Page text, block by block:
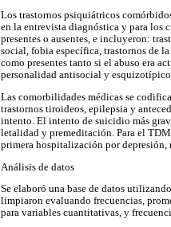
Los trastornos psiquiátricos
en la entrevista diagnóstica y para los
presentes o ausentes, e incluyeron:
social, fobia específica, trastornos de
como presentes tanto si el abuso era
personalidad antisocial y
Las comorbilidades médicas se
trastornos tiroideos, epilepsia y
intento. El intento de suicidio más
letalidad y premeditación. Para el
primera hospitalización por depresión,
Análisis de datos
Se elaboró una base de datos
limpiaron evaluando frecuencias,
para variables cuantitativas, y